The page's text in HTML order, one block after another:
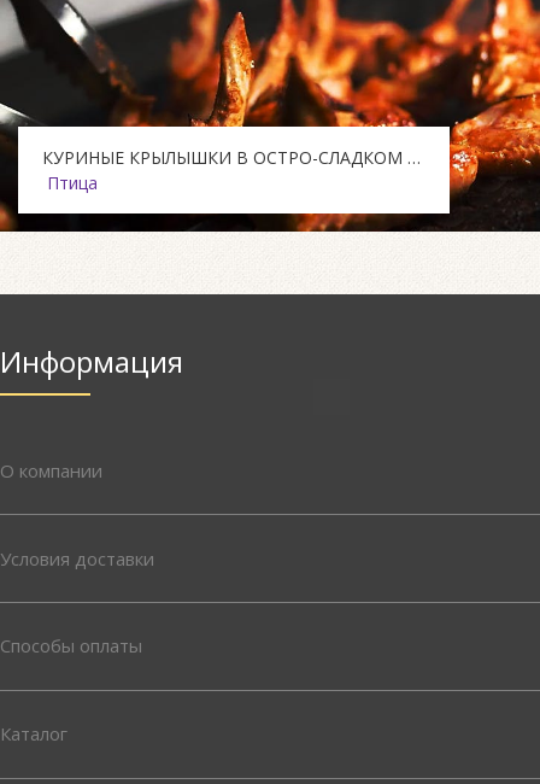
КУРИНЫЕ КРЫЛЫШКИ В ОСТРО-СЛАДКОМ СОУСЕ
Птица
Информация
О компании
Условия доставки
Способы оплаты
Каталог